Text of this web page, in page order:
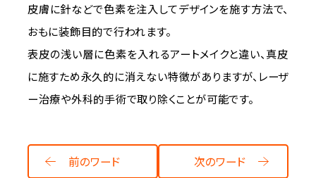
美容医療のスケジュール
美容医療キーワード辞典
美容医療まるわかりコラム
コラム一覧
美容医療クリニック紹介
For CLINIC
皮膚に針などで色素を注入してデザインを施す方法で、
おもに装飾目的で行われます。
表皮の浅い層に色素を入れるアートメイクと違い、真皮
に施すため永久的に消えない特徴がありますが、レーザ
ー治療や外科的手術で取り除くことが可能です。
前のワード 次のワード